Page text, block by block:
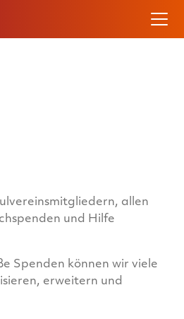
allen
und Hilfe
Spenden können wir viele
erweitern und